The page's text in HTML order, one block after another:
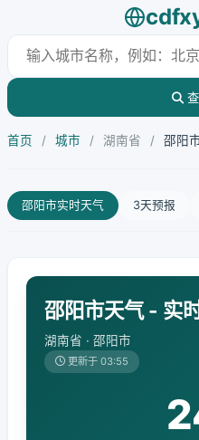
查
首页 / 城市 / 湖南省 / 邵阳
邵阳市实时天气 3天预报
邵阳市天气 - 实
湖南省 · 邵阳市
更新于 03:55